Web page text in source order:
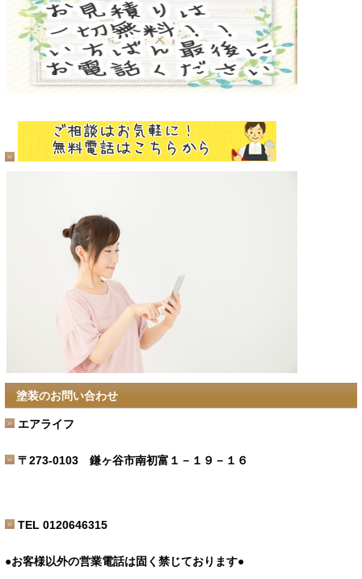
塗装のお問い合わせ
エアライフ
〒273-0103 鎌ヶ谷市南初富１－１９－１６
TEL 0120646315
●お客様以外の営業電話は固く禁じております●